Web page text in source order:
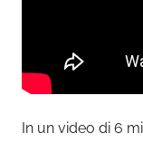
In un video di 6